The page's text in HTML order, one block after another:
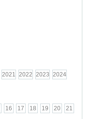
2021 2022 2023 2024
16 17 18 19 20
21